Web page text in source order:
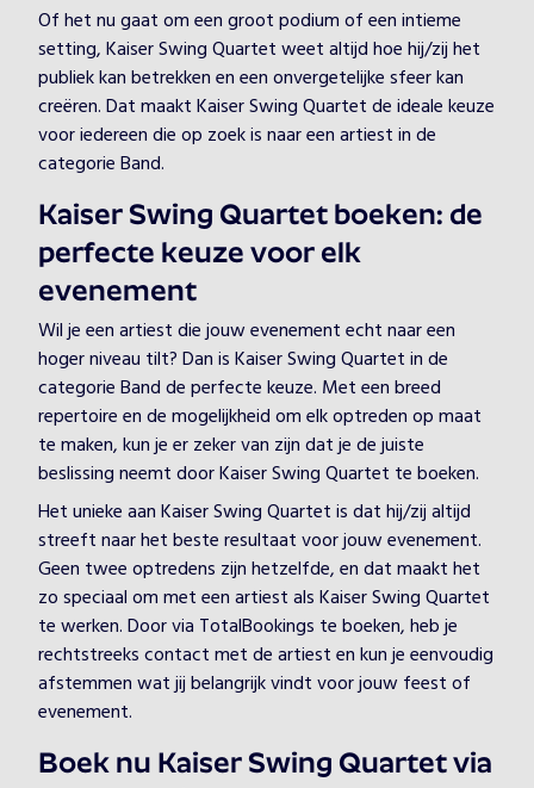
Of het nu gaat om een groot podium of een intieme
setting, Kaiser Swing Quartet weet altijd hoe hij/zij het
publiek kan betrekken en een onvergetelijke sfeer kan
creëren. Dat maakt Kaiser Swing Quartet de ideale keuze
voor iedereen die op zoek is naar een artiest in de
categorie Band.
Kaiser Swing Quartet boeken: de
perfecte keuze voor elk
evenement
Wil je een artiest die jouw evenement echt naar een
hoger niveau tilt? Dan is Kaiser Swing Quartet in de
categorie Band de perfecte keuze. Met een breed
repertoire en de mogelijkheid om elk optreden op maat
te maken, kun je er zeker van zijn dat je de juiste
beslissing neemt door Kaiser Swing Quartet te boeken.
Het unieke aan Kaiser Swing Quartet is dat hij/zij altijd
streeft naar het beste resultaat voor jouw evenement.
Geen twee optredens zijn hetzelfde, en dat maakt het
zo speciaal om met een artiest als Kaiser Swing Quartet
te werken. Door via TotalBookings te boeken, heb je
rechtstreeks contact met de artiest en kun je eenvoudig
afstemmen wat jij belangrijk vindt voor jouw feest of
evenement.
Boek nu Kaiser Swing Quartet via